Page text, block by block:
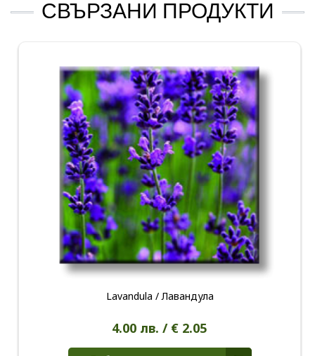
СВЪРЗАНИ ПРОДУКТИ
Lavandula / Лавандула
4.00 лв. / € 2.05